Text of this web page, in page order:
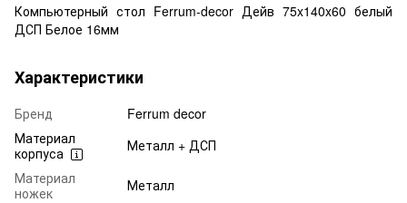
Компьютерный стол Ferrum-decor Дейв 75x140x60 белый
ДСП Белое 16мм
Характеристики
Бренд
Ferrum decor
Материал
корпуса
Металл + ДСП
Материал
ножек
Металл